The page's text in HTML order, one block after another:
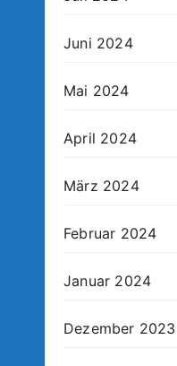
Juni 2024
Mai 2024
April 2024
März 2024
Februar 2024
Januar 2024
Dezember 2023